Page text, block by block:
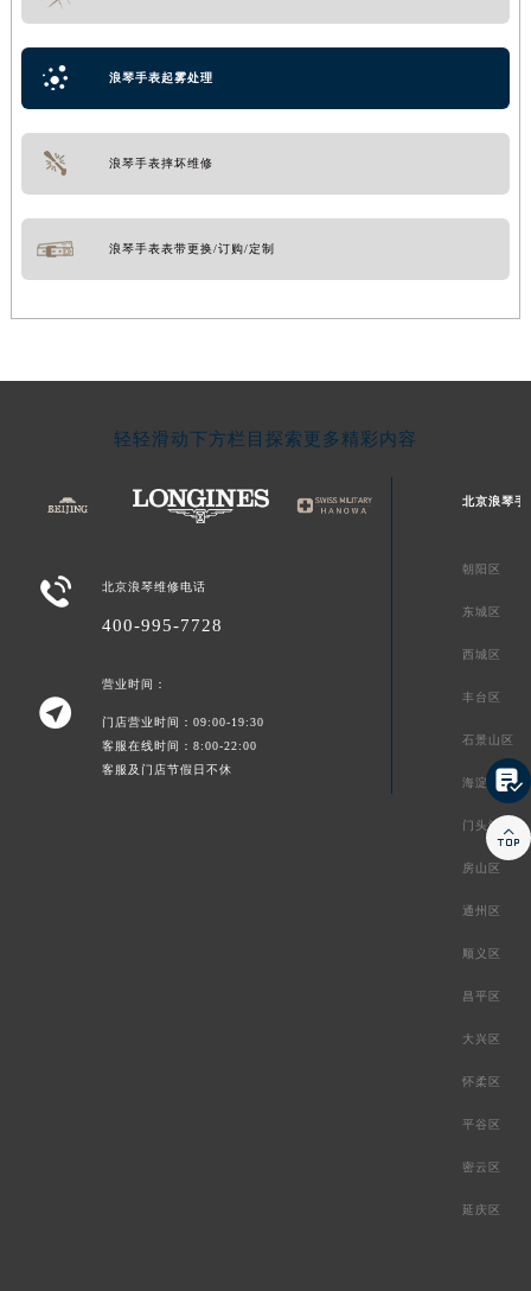
浪琴手表起雾处理
浪琴手表摔坏维修
浪琴手表表带更换/订购/定制
轻轻滑动下方栏目探索更多精彩内容
 北京浪琴维修电话
400-995-7728

营业时间：
门店营业时间：09:00-19:30
客服在线时间：8:00-22:00
客服及门店节假日不休
北京浪琴手
朝阳区
东城区
西城区
丰台区
石景山区
海淀区
门头沟区
房山区
通州区
顺义区
昌平区
大兴区
怀柔区
平谷区
密云区
延庆区

